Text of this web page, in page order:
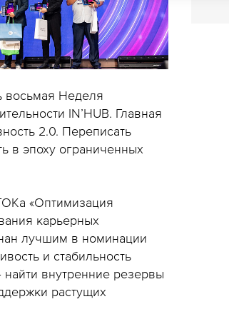
восьмая Неделя
IN’HUB. Главная
2.0. Переписать
в эпоху ограниченных
«Оптимизация
карьерных
лучшим в номинации
и стабильность
внутренние резервы
растущих